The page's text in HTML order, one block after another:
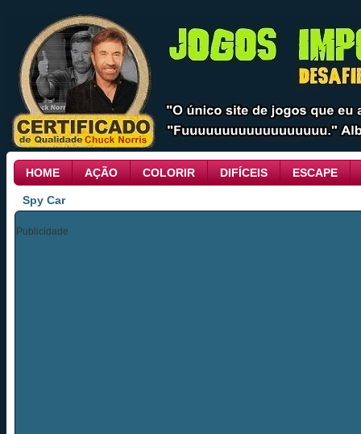
HOME AÇÃO COLORIR DIFÍCEIS ESCAPE
Spy Car
Publicidade